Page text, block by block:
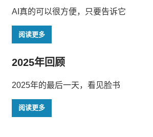
AI真的可以很方便，只要告诉它
阅读更多
2025年回顾
2025年的最后一天，看见脸书
阅读更多